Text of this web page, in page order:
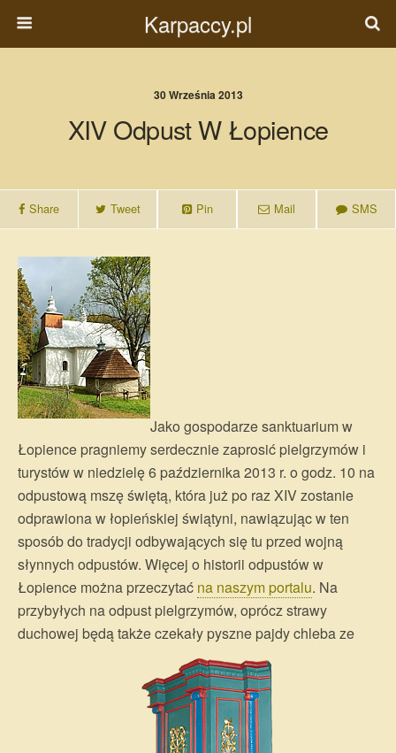
Karpaccy.pl
30 Września 2013
XIV Odpust W Łopience
Share Tweet Pin Mail SMS
Jako gospodarze sanktuarium w
Łopience pragniemy serdecznie zaprosić pielgrzymów i
turystów w niedzielę 6 października 2013 r. o godz. 10 na
odpustową mszę świętą, która już po raz XIV zostanie
odprawiona w łopieńskiej świątyni, nawiązując w ten
sposób do tradycji odbywających się tu przed wojną
słynnych odpustów. Więcej o historii odpustów w
Łopience można przeczytać na naszym portalu. Na
przybyłych na odpust pielgrzymów, oprócz strawy
duchowej będą także czekały pyszne pajdy chleba ze